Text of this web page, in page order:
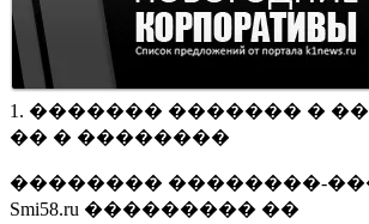
1. ������� ������� �
�� � ��������
�������� ��������-
Smi58.ru ��������� ��